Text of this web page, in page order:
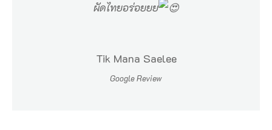
ผัดไทยอร่อยยย
Tik Mana Saelee
Google Review